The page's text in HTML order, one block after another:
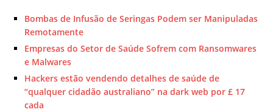
Bombas de Infusão de Seringas Podem ser Manipuladas
Remotamente
Empresas do Setor de Saúde Sofrem com Ransomwares
e Malwares
Hackers estão vendendo detalhes de saúde de
“qualquer cidadão australiano” na dark web por £ 17
cada